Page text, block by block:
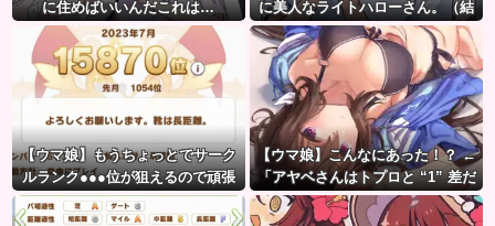
に住めばいいんだこれは…
に美人なライトハローさん。（結
局飲んでしまう）
【ウマ娘】もうちょっとでサーク
ルランク●●●位が狙えるので頑張
りましょう。← これ
【ウマ娘】こんなにあった！？ ←
「アヤベさんはトプロと “1” 差だ
ぞ」